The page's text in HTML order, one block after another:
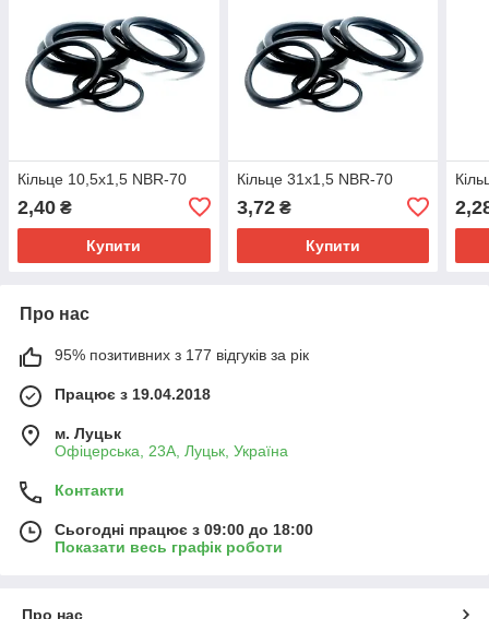
Кільце 10,5х1,5 NBR-70
2,40 ₴
Купити
Кільце 31х1,5 NBR-70
3,72₴
Купити
Про нас
95% позитивних з 177 відгуків за рік
Працює з 19.04.2018
м. Луцьк
Офіцерська, 23А, Луцьк, Україна
Контакти
Сьогодні працює з 09:00 до 18:00
Показати весь графік роботи
Про нас